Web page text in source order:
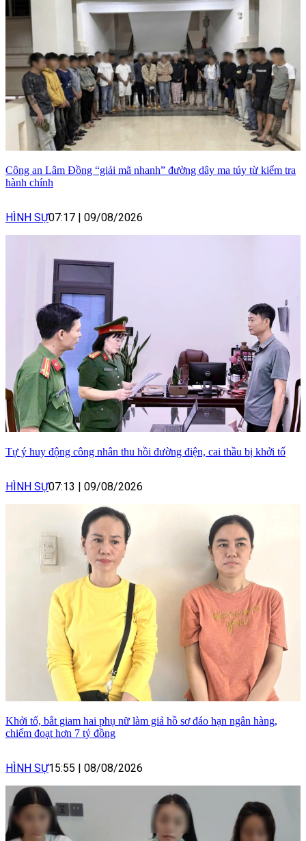
Công an Lâm Đồng “giải mã nhanh” đường dây ma túy từ kiểm tra
hành chính
HÌNH SỰ07:17 | 09/08/2026
Tự ý huy động công nhân thu hồi đường điện, cai thầu bị khởi tố
HÌNH SỰ07:13 | 09/08/2026
Khởi tố, bắt giam hai phụ nữ làm giả hồ sơ đáo hạn ngân hàng,
chiếm đoạt hơn 7 tỷ đồng
HÌNH SỰ15:55 | 08/08/2026